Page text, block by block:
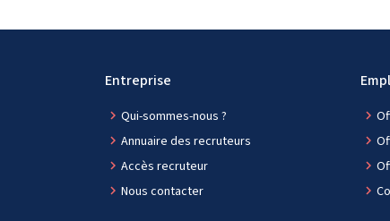
Entreprise
navigate_next Qui-sommes-nous ?
navigate_next Annuaire des recruteurs
navigate_next Accès recruteur
navigate_next Nous contacter
navigate_next
navigate_next
navigate_next
navigate_next